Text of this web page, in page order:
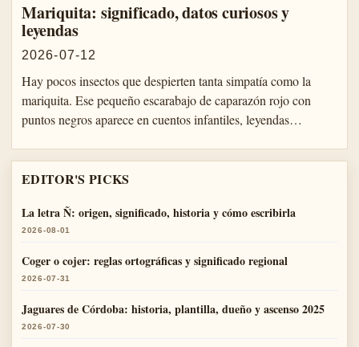
Mariquita: significado, datos curiosos y
leyendas
2026-07-12
Hay pocos insectos que despierten tanta simpatía como la
mariquita. Ese pequeño escarabajo de caparazón rojo con
puntos negros aparece en cuentos infantiles, leyendas…
EDITOR'S PICKS
La letra Ñ: origen, significado, historia y cómo escribirla
2026-08-01
Coger o cojer: reglas ortográficas y significado regional
2026-07-31
Jaguares de Córdoba: historia, plantilla, dueño y ascenso 2025
2026-07-30